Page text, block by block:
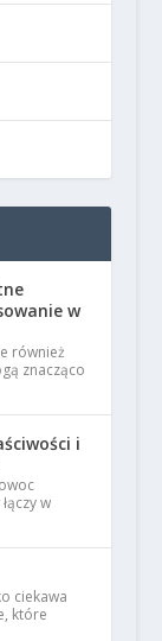
w
również
znacząco
i
w
ciekawa
które